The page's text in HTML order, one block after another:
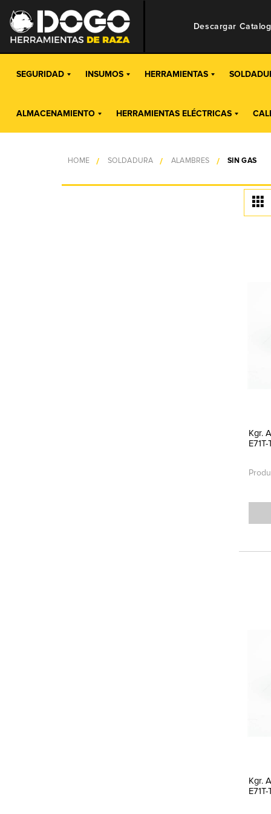
Descargar
SEGURIDAD INSUMOS HERRAMIENTAS
ALMACENAMIENTO HERRAMIENTAS ELÉCTRICAS
HOME SOLDADURA ALAMBRES SIN GAS
Kgr.
Kgr.